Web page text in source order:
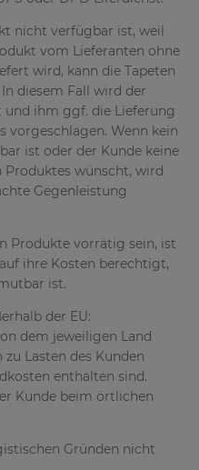
nicht verfügbar ist, weil
vom Lieferanten ohne
wird, kann die Tapeten
diesem Fall wird der
ihm ggf. die Lieferung
vorgeschlagen. Wenn kein
ist oder der Kunde keine
Produktes wünscht, wird
Gegenleistung
Produkte vorrätig sein, ist
ihre Kosten berechtigt,
ist.
der EU:
dem jeweiligen Land
Lasten des Kunden
enthalten sind.
Kunde beim örtlichen
Gründen nicht